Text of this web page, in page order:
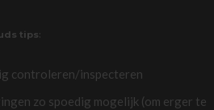
tips:
controleren/inspecteren
zo spoedig mogelijk (om erger te